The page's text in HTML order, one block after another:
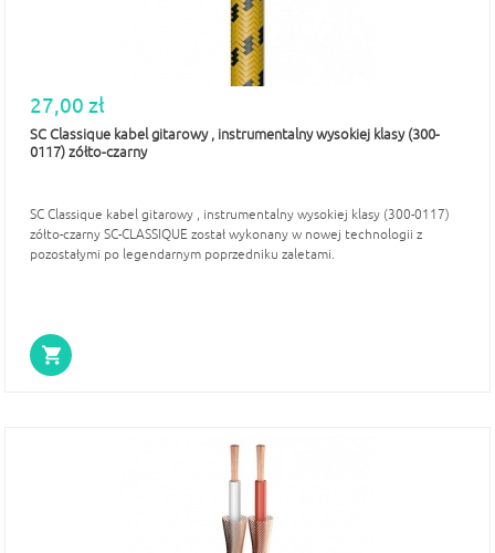
27,00 zł
SC Classique kabel gitarowy , instrumentalny wysokiej klasy (300-
0117) zółto-czarny
SC Classique kabel gitarowy , instrumentalny wysokiej klasy (300-0117)
zółto-czarny SC-CLASSIQUE został wykonany w nowej technologii z
pozostałymi po legendarnym poprzedniku zaletami.